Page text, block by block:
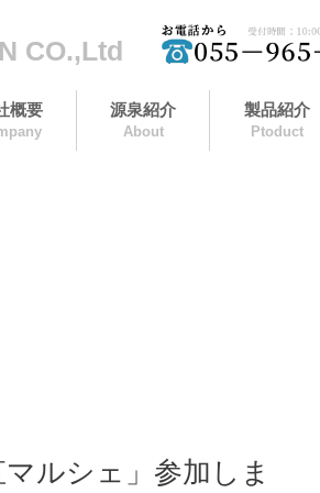
CO.,Ltd
概要 源泉紹介
About
製品紹介
Ptoduct
ルシェ」参加しま